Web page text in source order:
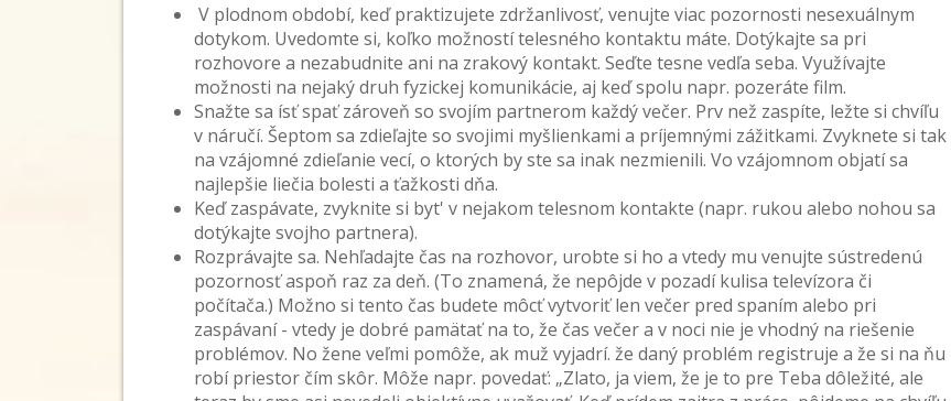
V plodnom období, keď praktizujete zdržanlivosť, venujte viac pozornosti nesexuálnym
dotykom. Uvedomte si, koľko možností telesného kontaktu máte. Dotýkajte sa pri
rozhovore a nezabudnite ani na zrakový kontakt. Seďte tesne vedľa seba. Využívajte
možnosti na nejaký druh fyzickej komunikácie, aj keď spolu napr. pozeráte film.
Snažte sa ísť spať zároveň so svojím partnerom každý večer. Prv než zaspíte, ležte si chvíľu
v náručí. Šeptom sa zdieľajte so svojimi myšlienkami a príjemnými zážitkami. Zvyknete si tak
na vzájomné zdieľanie vecí, o ktorých by ste sa inak nezmienili. Vo vzájomnom objatí sa
najlepšie liečia bolesti a ťažkosti dňa.
Keď zaspávate, zvyknite si byt' v nejakom telesnom kontakte (napr. rukou alebo nohou sa
dotýkajte svojho partnera).
Rozprávajte sa. Nehľadajte čas na rozhovor, urobte si ho a vtedy mu venujte sústredenú
pozornosť aspoň raz za deň. (To znamená, že nepôjde v pozadí kulisa televízora či
počítača.) Možno si tento čas budete môcť vytvoriť len večer pred spaním alebo pri
zaspávaní - vtedy je dobré pamätať na to, že čas večer a v noci nie je vhodný na riešenie
problémov. No žene veľmi pomôže, ak muž vyjadrí. že daný problém registruje a že si na ňu
robí priestor čím skôr. Môže napr. povedať: „Zlato, ja viem, že je to pre Teba dôležité, ale